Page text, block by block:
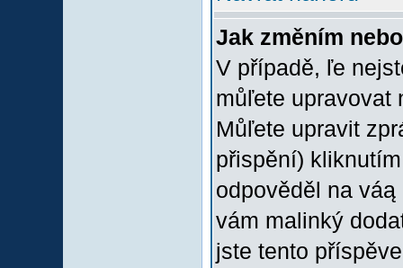
Jak změním
V případě, ľe
můľete upravovat
Můľete upravit
přispění)
odpověděl na
vám malinký
jste tento